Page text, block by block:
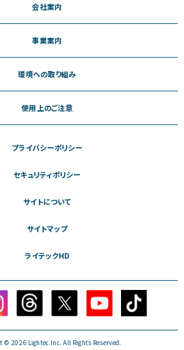
会社案内
事業案内
環境への取り組み
使用上のご注意
プライバシーポリシー
セキュリティポリシー
サイトについて
サイトマップ
ライテックHD
© 2026 Lightec Inc. All Rights Reserved.